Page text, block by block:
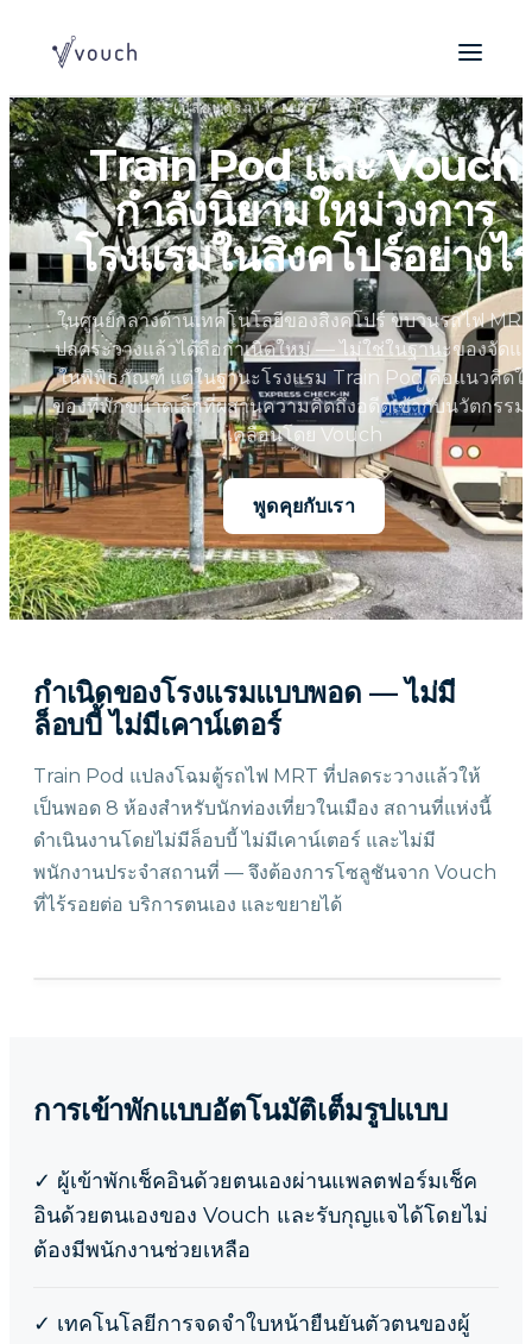
เปลี่ยนตู้รถไฟ MRT ให้เป็นโรงแรม
Train Pod และ Vouch
กำลังนิยามใหม่วงการ
โรงแรมในสิงคโปร์อย่างไ
ในศูนย์กลางด้านเทคโนโลยีของสิงคโปร์ ขบวนรถไฟ
ปลดระวางแล้วได้ถือกำเนิดใหม่ — ไม่ใช่ในฐานะของจัดแ
ในพิพิธภัณฑ์ แต่ในฐานะโรงแรม Train Pod คือแนวคิดใ
ของที่พักขนาดเล็กที่ผสานความคิดถึงอดีตเข้ากับนวัตกรรม
เคลื่อนโดย Vouch
พูดคุยกับเรา
กำเนิดของโรงแรมแบบพอด — ไม่มี
ล็อบบี้ ไม่มีเคาน์เตอร์
Train Pod แปลงโฉมตู้รถไฟ MRT ที่ปลดระวางแล้วให้
เป็นพอด 8 ห้องสำหรับนักท่องเที่ยวในเมือง สถานที่แห่งนี้
ดำเนินงานโดยไม่มีล็อบบี้ ไม่มีเคาน์เตอร์ และไม่มี
พนักงานประจำสถานที่ — จึงต้องการโซลูชันจาก Vouch
ที่ไร้รอยต่อ บริการตนเอง และขยายได้
การเข้าพักแบบอัตโนมัติเต็มรูปแบบ
✓ ผู้เข้าพักเช็คอินด้วยตนเองผ่านแพลตฟอร์มเช็ค
อินด้วยตนเองของ Vouch และรับกุญแจได้โดยไม่
ต้องมีพนักงานช่วยเหลือ
✓ เทคโนโลยีการจดจำใบหน้ายืนยันตัวตนของผู้